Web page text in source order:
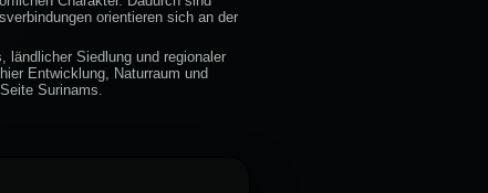
orientieren sich an der
ländlicher Siedlung und regionaler
Entwicklung, Naturraum und
Surinams.